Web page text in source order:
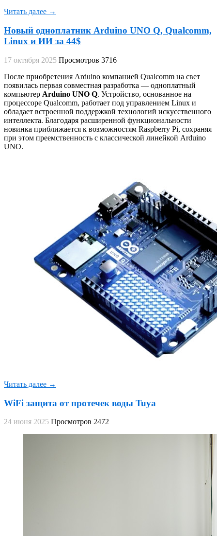
Читать далее →
Новый одноплатник Arduino UNO Q, Qualcomm,
Linux и ИИ за 44$
17 октября 2025 Просмотров 3716
После приобретения Arduino компанией Qualcomm на свет
появилась первая совместная разработка — одноплатный
компьютер Arduino UNO Q. Устройство, основанное на
процессоре Qualcomm, работает под управлением Linux и
обладает встроенной поддержкой технологий искусственного
интеллекта. Благодаря расширенной функциональности
новинка приближается к возможностям Raspberry Pi, сохраняя
при этом преемственность с классической линейкой Arduino
UNO.
Читать далее →
WiFi защита от протечек воды Tuya
24 июня 2025 Просмотров 2472